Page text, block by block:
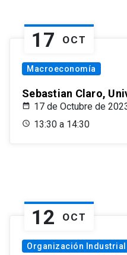
17 OCT
Macroeconomía
Sebastian Claro,
17 de Octubre de
13:30 a 14:30
12 OCT
Organización Industrial